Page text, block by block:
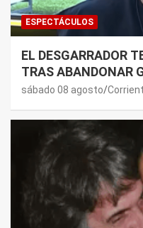
ESPECTÁCULOS
EL DESGARRADOR
TRAS ABANDONAR
SALUD DE SU MAMÁ.
sábado 08 agosto